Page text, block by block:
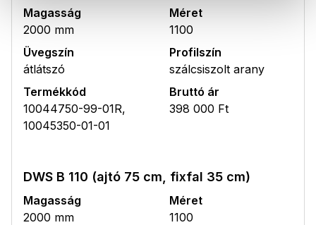
Magasság
2000 mm
Méret
1100
Üvegszín
átlátszó
Profilszín
szálcsiszolt arany
Termékkód
10044750-99-01R,
10045350-01-01
Bruttó ár
398 000 Ft
DWS B 110 (ajtó 75 cm, fixfal 35 cm)
Magasság
2000 mm
Méret
1100